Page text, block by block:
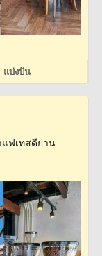
แบ่งปัน
แฟเทสดีย่าน